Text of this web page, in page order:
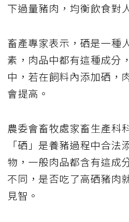
下過量豬肉，均衡飲食對
畜產專家表示，硒是一種
素，肉品中都有這種成分
中，若在飼料內添加硒，
會提高。
農委會畜牧處家畜生產科
「硒」是養豬過程中合法
物，一般肉品都含有這成
不同，是否吃了高硒豬肉
見智。